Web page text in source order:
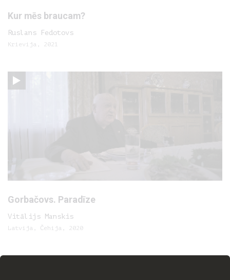
Kur mēs braucam?
Ruslans Fedotovs
Krievija, 2021
Gorbačovs. Paradīze
Vitālijs Manskis
Latvija, Čehija, 2020